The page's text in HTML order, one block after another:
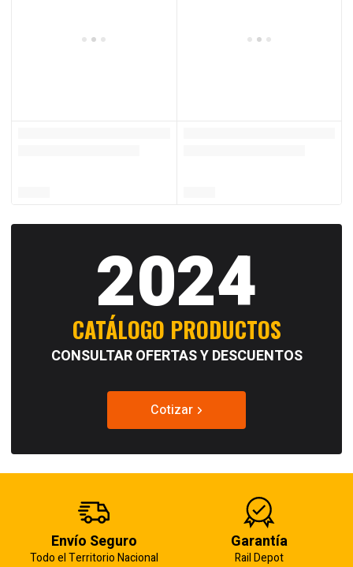
2024
CATÁLOGO PRODUCTOS
CONSULTAR OFERTAS Y DESCUENTOS
Cotizar
Envío Seguro
Todo el Territorio Nacional
Garantía
Rail Depot